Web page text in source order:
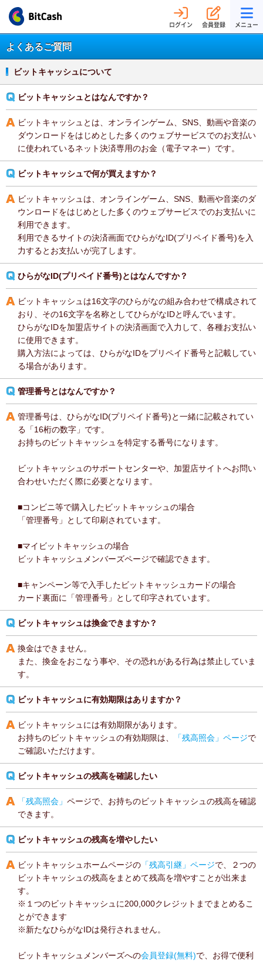
ログイン 会員登録 メニュー
よくあるご質問
ビットキャッシュについて
ビットキャッシュとはなんですか？
ビットキャッシュとは、オンラインゲーム、SNS、動画や音楽の
ダウンロードをはじめとした多くのウェブサービスでのお支払い
に使われているネット決済専用のお金（電子マネー）です。
ビットキャッシュで何が買えますか？
ビットキャッシュは、オンラインゲーム、SNS、動画や音楽のダ
ウンロードをはじめとした多くのウェブサービスでのお支払いに
利用できます。
利用できるサイトの決済画面でひらがなID(プリペイド番号)を入
力するとお支払いが完了します。
ひらがなID(プリペイド番号)とはなんですか？
ビットキャッシュは16文字のひらがなの組み合わせで構成されて
おり、その16文字を名称としてひらがなIDと呼んでいます。
ひらがなIDを加盟店サイトの決済画面で入力して、各種お支払い
に使用できます。
購入方法によっては、ひらがなIDをプリペイド番号と記載してい
る場合があります。
管理番号とはなんですか？
管理番号は、ひらがなID(プリペイド番号)と一緒に記載されてい
る「16桁の数字」です。
お持ちのビットキャッシュを特定する番号になります。
ビットキャッシュのサポートセンターや、加盟店サイトへお問い
合わせいただく際に必要となります。
■コンビニ等で購入したビットキャッシュの場合
「管理番号」として印刷されています。
■マイビットキャッシュの場合
ビットキャッシュメンバーズページで確認できます。
■キャンペーン等で入手したビットキャッシュカードの場合
カード裏面に「管理番号」として印字されています。
ビットキャッシュは換金できますか？
換金はできません。
また、換金をおこなう事や、その恐れがある行為は禁止していま
す。
ビットキャッシュに有効期限はありますか？
ビットキャッシュには有効期限があります。
お持ちのビットキャッシュの有効期限は、
「残高照会」ページで
ご確認いただけます。
ビットキャッシュの残高を確認したい
「残高照会」 ページで、お持ちのビットキャッシュの残高を確認
できます。
ビットキャッシュの残高を増やしたい
ビットキャッシュホームページの 「残高引継」ページで、２つの
ビットキャッシュの残高をまとめて残高を増やすことが出来ま
す。
※１つのビットキャッシュに200,000クレジットまでまとめるこ
とができます
※新たなひらがなIDは発行されません。
ビットキャッシュメンバーズへの会員登録(無料)で、お得で便利